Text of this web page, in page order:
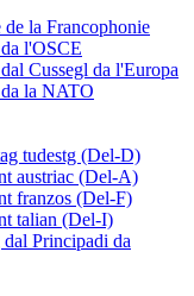
de la Francophonie
l'OSCE
Cussegl da l'Europa
la NATO
tudestg (Del-D)
austriac (Del-A)
franzos (Del-F)
talian (Del-I)
Principadi da